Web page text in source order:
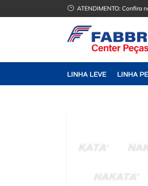
} ATENDIMENTO:Confira
LINHA LEVE LINHA